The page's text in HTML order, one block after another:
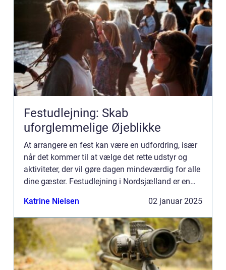
Festudlejning: Skab
uforglemmelige Øjeblikke
At arrangere en fest kan være en udfordring, især
når det kommer til at vælge det rette udstyr og
aktiviteter, der vil gøre dagen mindeværdig for alle
dine gæster. Festudlejning i Nordsjælland er en
Katrine Nielsen 02 januar 2025